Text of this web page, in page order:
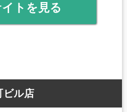
トを見る
ビル店